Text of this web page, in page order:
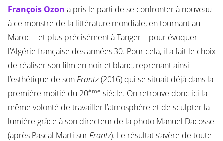
François Ozon a pris le parti de se confronter à nouveau
à ce monstre de la littérature mondiale, en tournant au
Maroc – et plus précisément à Tanger – pour évoquer
l’Algérie française des années 30. Pour cela, il a fait le choix
de réaliser son film en noir et blanc, reprenant ainsi
l’esthétique de sonFrantz(2016) qui se situait déjà dans la
première moitié du 20ème siècle. On retrouve donc ici la
même volonté de travailler l’atmosphère et de sculpter la
lumière grâce à son directeur de la photo Manuel Dacosse
(après Pascal Marti surFrantz). Le résultat s’avère de toute